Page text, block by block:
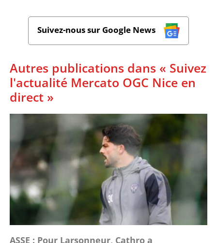
Suivez-nous sur Google News
Autres publications dans « Suivez
l'actualité Mercato OGC Nice en
direct »
ASSE : Pour Larsonneur, Cathro a